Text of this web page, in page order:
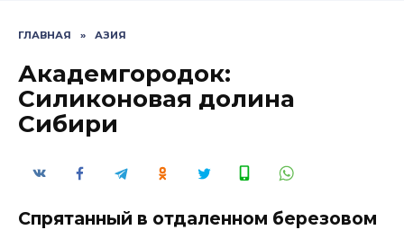
ГЛАВНАЯ » АЗИЯ
Академгородок:
Силиконовая долина
Сибири
Спрятанный в отдаленном березовом